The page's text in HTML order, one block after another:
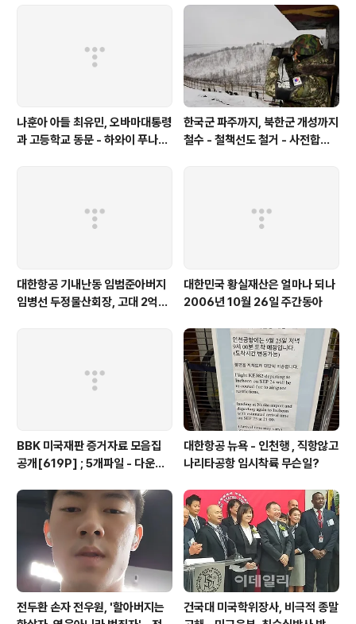
나훈아 아들 최유민, 오바마대통령
과 고등학교 동문 - 하와이 푸나호
한국군 파주까지, 북한군 개성까지
철수 - 철책선도 철거 - 사전합의
대한항공 기내난동 임범준아버지
임병선 두정물산회장, 고대 2억기
대한민국 황실재산은 얼마나 되나
2006년 10월 26일 주간동아
BBK 미국재판 증거자료 모음집
공개[619P] ; 5개파일 - 다운로
대한항공 뉴욕 - 인천행 , 직항않고
나리타공항 임시착륙 무슨일?
전두환 손자 전우원, '할아버지는
건국대 미국학위장사, 비극적 종말